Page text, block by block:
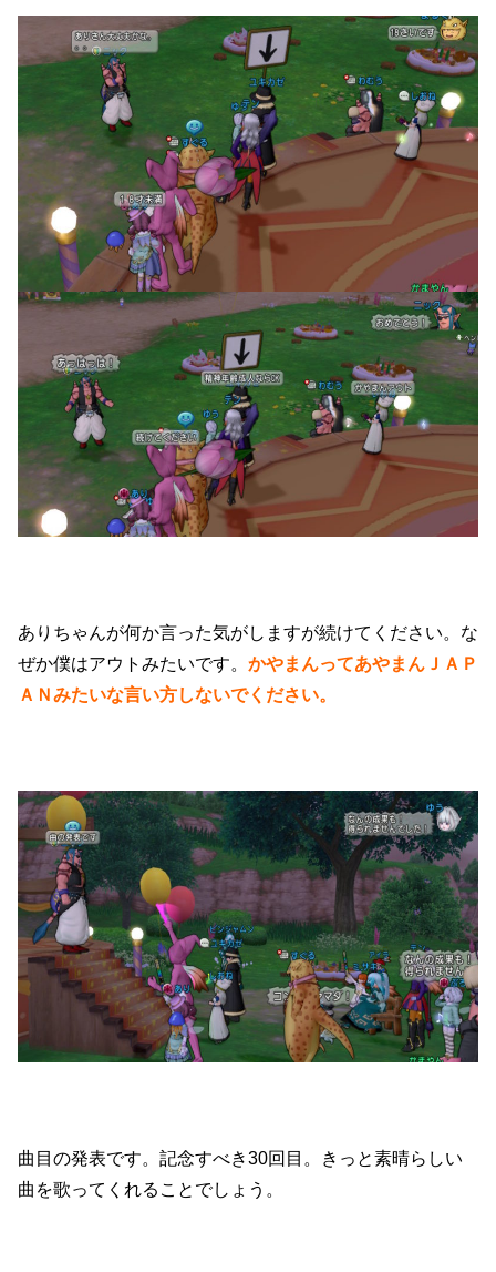
ありちゃんが何か言った気がしますが続けてください。な
ぜか僕はアウトみたいです。 かやまんってあやまんＪＡＰ
ＡＮみたいな言い方しないでください。
曲目の発表です。記念すべき30回目。きっと素晴らしい
曲を歌ってくれることでしょう。